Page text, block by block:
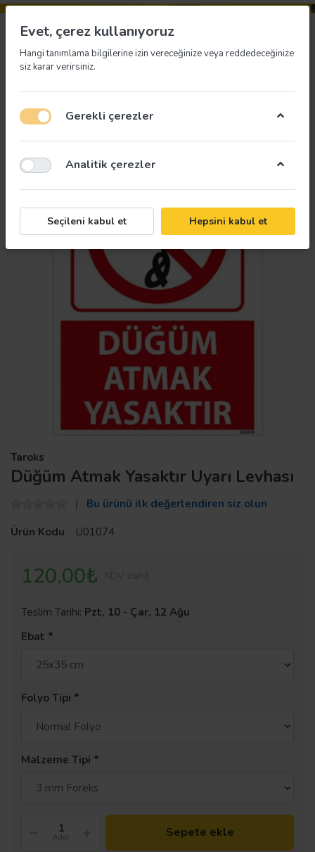
Taroks
Düğüm Atmak Yasaktır Uyarı Levhası
Bu ürünü ilk değerlendiren siz olun
Ürün Kodu
U01074
120,00₺
Teslim Tarihi: Pzt, 10 - Çar, 12 Ağu
Ebat
Folyo Tipi
Malzeme Tipi
Adet Sepete ekle
Evet, çerez kullanıyoruz
Hangi tanımlama bilgilerine izin vereceğinize veya reddedeceğinize
siz karar verirsiniz.
Gerekli çerezler
Analitik çerezler
Seçileni kabul et Hepsini kabul et